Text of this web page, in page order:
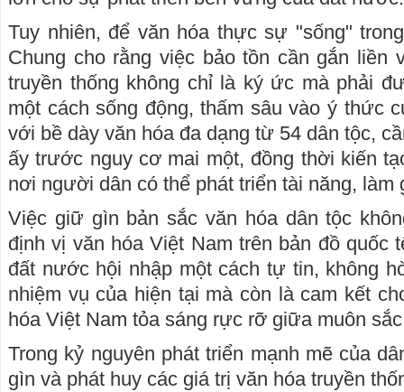
Tuy nhiên, để văn hóa thực sự "sống"
Chung cho rằng việc bảo tồn cần gắn liền
truyền thống không chỉ là ký ức mà phải
một cách sống động, thấm sâu vào ý thức
với bề dày văn hóa đa dạng từ 54 dân tộc,
ấy trước nguy cơ mai một, đồng thời kiến
nơi người dân có thể phát triển tài năng, làm
Việc giữ gìn bản sắc văn hóa dân tộc
định vị văn hóa Việt Nam trên bản đồ quốc
đất nước hội nhập một cách tự tin, không
nhiệm vụ của hiện tại mà còn là cam kết
hóa Việt Nam tỏa sáng rực rỡ giữa muôn
Trong kỷ nguyên phát triển mạnh mẽ của
gìn và phát huy các giá trị văn hóa truyền